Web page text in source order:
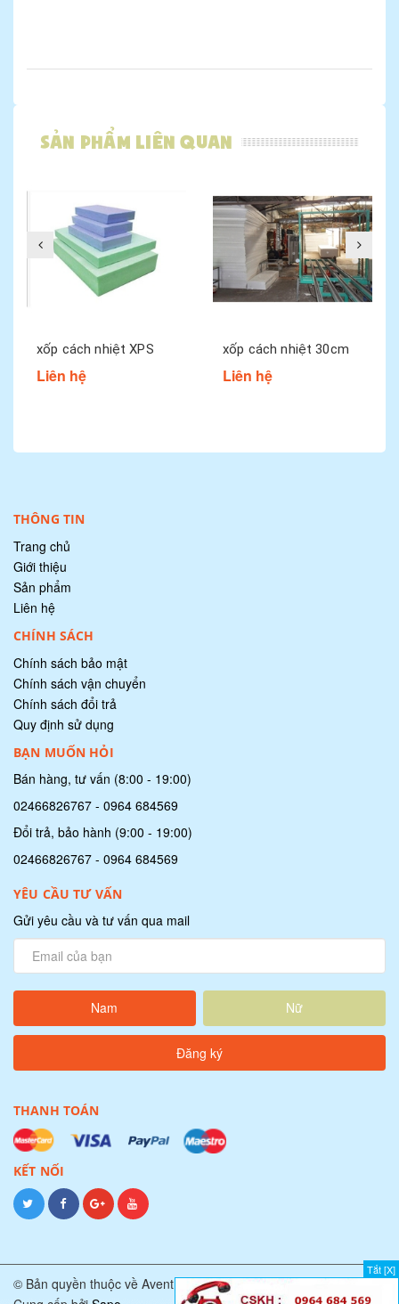
Sản phẩm liên quan
xốp cách nhiệt XPS
Liên hệ
xốp cách nhiệt 30cm
Liên hệ
THÔNG TIN
Trang chủ
Giới thiệu
Sản phẩm
Liên hệ
CHÍNH SÁCH
Chính sách bảo mật
Chính sách vận chuyển
Chính sách đổi trả
Quy định sử dụng
BẠN MUỐN HỎI
Bán hàng, tư vấn (8:00 - 19:00)
02466826767 - 0964 684569
Đổi trả, bảo hành (9:00 - 19:00)
02466826767 - 0964 684569
YÊU CẦU TƯ VẤN
Gửi yêu cầu và tư vấn qua mail
Nam Nữ
THANH TOÁN
KẾT NỐI
© Bản quyền thuộc về Avent Team.
Tắt [X]